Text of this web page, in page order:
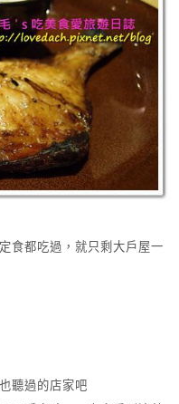
食都吃過，就只剩大戶屋一
聽過的店家吧